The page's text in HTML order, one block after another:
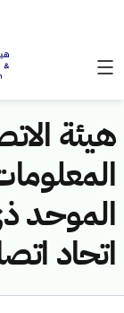
هيئة
الموحد
اتحاد